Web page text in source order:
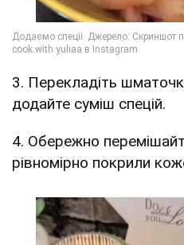
3. Перекладіть
додайте суміш спецій.
4. Обережно
рівномірно покрили